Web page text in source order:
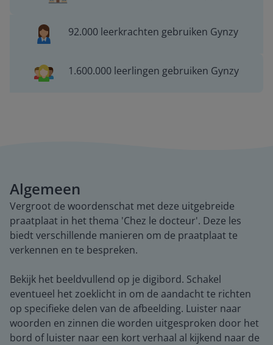
92.000 leerkrachten gebruiken Gynzy
1.600.000 leerlingen gebruiken Gynzy
Algemeen
Vergroot de woordenschat met deze uitgebreide
praatplaat in het thema 'Chez le docteur'. Deze les
biedt verschillende manieren om de praatplaat te
verkennen en te bespreken.
Bekijk het beeldvullend op je digibord. Schakel
eventueel het zoeklicht in om de aandacht te richten
op specifieke delen van de afbeelding. Luister naar
woorden en zinnen die worden uitgesproken door het
bord of luister naar een kort verhaal al kijkend naar de